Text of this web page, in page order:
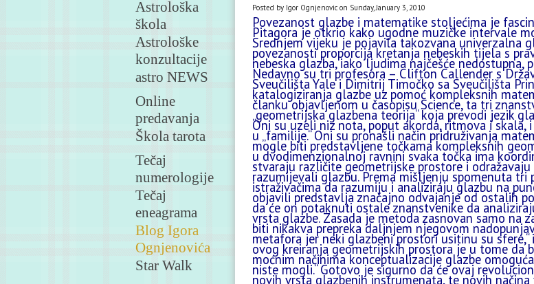
Astrološka
škola
Astrološke
konzultacije
astro NEWS
Online
predavanja
Škola tarota
Tečaj
numerologije
Tečaj
eneagrama
Blog Igora
Ognjenovića
Star Walk
Posted by Igor Ognjenovic on Sunday, January 3, 2010
Povezanost glazbe i matematike stoljećima je
Pitagora je otkrio kako ugodne muzičke intervale
Srednjem vijeku je pojavila takozvana univerzalna
povezanosti proporcija kretanja nebeskih tijela s
nebeska glazba, iako ljudima najčešće nedostupna,
Nedavno su tri profesora – Clifton Callender s
Sveučilišta Yale i Dimitrij Timočko sa Sveučilišta
katalogiziranja glazbe uz pomoć kompleksnih
članku objavljenom u časopisu Science, ta tri
„geometrijska glazbena teorija“ koja prevodi jezik
Oni su uzeli niz nota, poput akorda, ritmova i
u „familije.“ Oni su pronašli način pridruživanja
mogle biti predstavljene točkama kompleksnih
u dvodimenzionalnoj ravnini svaka točka ima
stvaraju različite geometrijske prostore i
razumijevali glazbu. Prema mišljenju spomenuta
istraživačima da razumiju i analiziraju glazbu na
objavili predstavlja značajno odvajanje od ostalih
da će on potaknuti ostale znanstvenike da
vrsta glazbe. Zasada je metoda zasnovan samo na
biti nikakva prepreka daljnjem njegovom
metafora jer neki glazbeni prostori usitinu su
ovog kreiranja geometrijskih prostora je u tome da
moćnim načinima konceptualizacije glazbe
niste mogli.“ Gotovo je sigurno da će ovaj
novih vrsta glazbenih instrumenata, te novih